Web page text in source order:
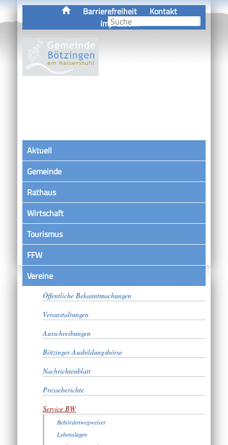
Barrierefreiheit
Kontakt
Impressum
Aktuell
Gemeinde
Rathaus
Wirtschaft
Tourismus
FFW
VereineSatzungen
Öffentliche Bekanntmachungen
Veranstaltungen
Ausschreibungen
Bötzinger Ausbildungsbörse
Nachrichtenblatt
Presseberichte
Service BW
Behördenwegweiser
Lebenslagen